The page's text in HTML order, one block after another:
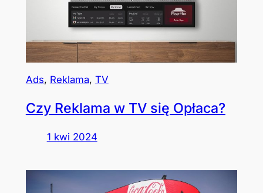
Ads, Reklama, TV
Czy Reklama w TV się Opłaca?
1 kwi 2024